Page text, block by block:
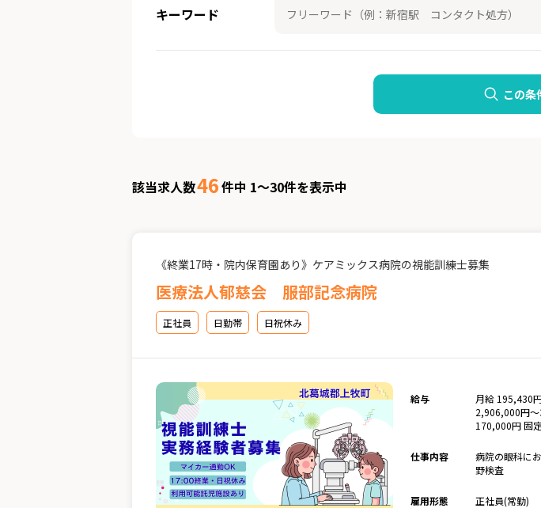
キーワード
この条
該当求人数46件中 1～30件を表示中
《終業17時・院内保育園あり》ケアミックス病院の視能訓練士募集
医療法人郁慈会 服部記念病院
正社員 日勤帯 日祝休み
給与
月給 195,430
2,906,000円
170,000円 固
仕事内容
病院の眼科に
野検査
雇用形態 正社員(常勤)